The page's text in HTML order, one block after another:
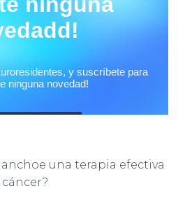
una terapia efectiva